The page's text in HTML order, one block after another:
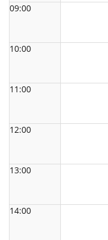
09:00
10:00
11:00
12:00
13:00
14:00